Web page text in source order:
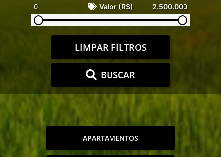
0 Valor (R$) 2.500.000
LIMPAR FILTROS
BUSCAR
APARTAMENTOS